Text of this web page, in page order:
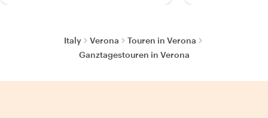
Italy Verona
Touren in Verona
Ganztagestouren in Verona